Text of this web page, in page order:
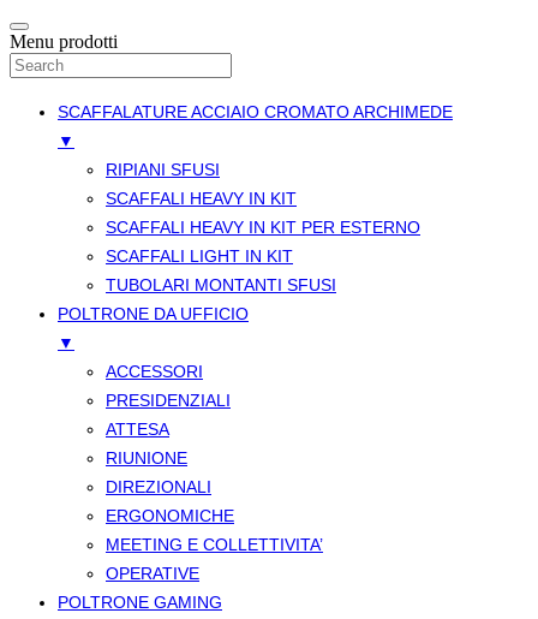
Menu prodotti
SCAFFALATURE ACCIAIO CROMATO ARCHIMEDE
▼
RIPIANI SFUSI
SCAFFALI HEAVY IN KIT
SCAFFALI HEAVY IN KIT PER ESTERNO
SCAFFALI LIGHT IN KIT
TUBOLARI MONTANTI SFUSI
POLTRONE DA UFFICIO
▼
ACCESSORI
PRESIDENZIALI
ATTESA
RIUNIONE
DIREZIONALI
ERGONOMICHE
MEETING E COLLETTIVITA’
OPERATIVE
POLTRONE GAMING